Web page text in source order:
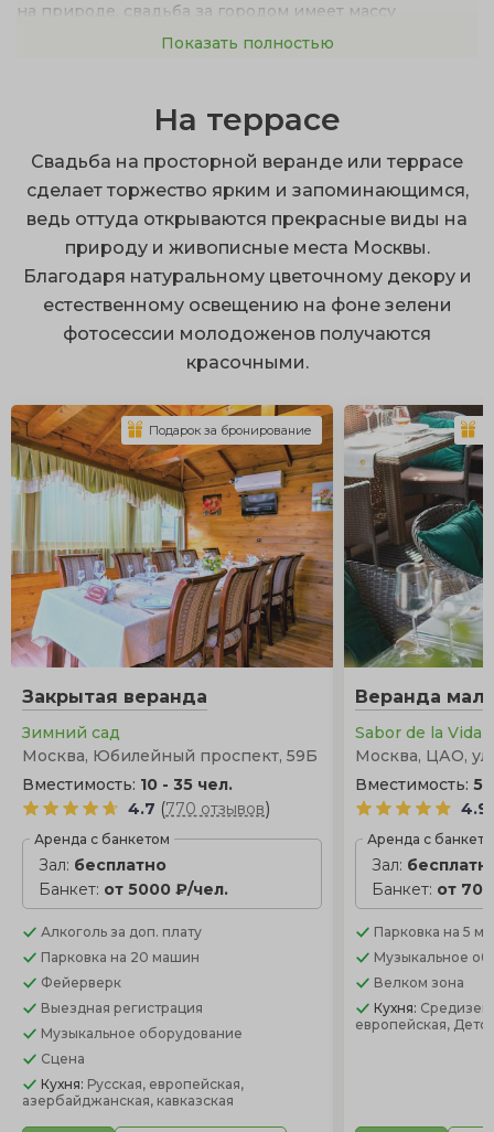
на природе, свадьба за городом имеет массу
обслуживание;
респектабельные интерьеры с безупречным
сервисом;
ухоженная территория;
размещение большого количества гостей;
множество локаций для фотосессий;
оборудованные площадки.
огромный простор для воплощения интересных идей.
К эксклюзивным вариантам можно отнести аренду
старинного особняка или шикарной дворянской
усадьбы с искусственными прудами и ландшафтным
парком. По желанию здесь можно установить
белоснежные шатры с драпировкой и заказать
оригинальную сервировку, подходящую по стиль.
Показать полностью
На террасе
Свадьба на просторной веранде или террасе
сделает торжество ярким и запоминающимся,
ведь оттуда открываются прекрасные виды на
природу и живописные места Москвы.
Благодаря натуральному цветочному декору и
естественному освещению на фоне зелени
фотосессии молодоженов получаются
красочными.
Закрытая веранда
Зимний сад
Москва, Юбилейный проспект, 59Б
Вместимость: 10 - 35 чел.
4.7 (770 отзывов)
Аренда с банкетом
Зал: бесплатно
Банкет: от 5000 ₽/чел.
Алкоголь за доп. плату
Парковка на 20 машин
Фейерверк
Выездная регистрация
Музыкальное оборудование
Сцена
Кухня: Русская, европейская,
азербайджанская, кавказская
Подарок за бронирование
Веранда
Sabor de la Vida
Москва, ЦАО, ул.
Вместимость:5
4.9
Аренда с
Зал:
Банкет: от
Парковка на 5
Музыкальное
Велком зона
Кухня:
европейская,